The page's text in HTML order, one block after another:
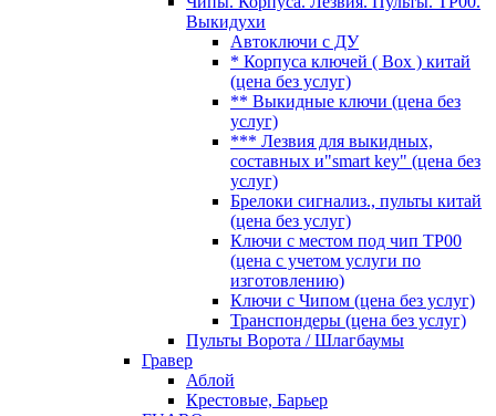
Выкидухи
Автоключи с ДУ
* Корпуса ключей ( Box ) китай
(цена без услуг)
** Выкидные ключи (цена без
услуг)
*** Лезвия для выкидных,
составных и"smart key" (цена без
услуг)
Брелоки сигнализ., пульты китай
(цена без услуг)
Ключи с местом под чип TP00
(цена с учетом услуги по
изготовлению)
Ключи с Чипом (цена без услуг)
Транспондеры (цена без услуг)
Пульты Ворота / Шлагбаумы
Гравер
Аблой
Крестовые, Барьер